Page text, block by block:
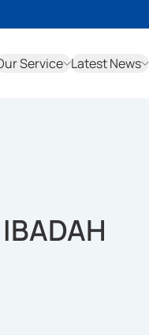
Service Latest News